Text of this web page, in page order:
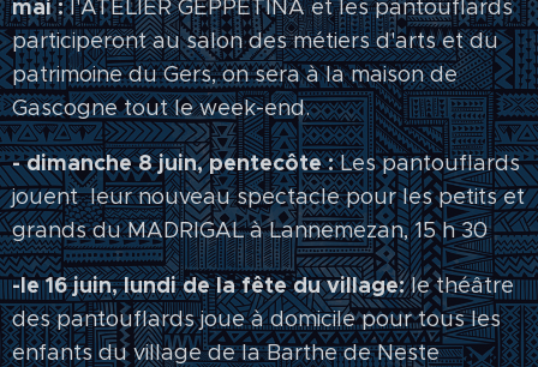
mai :l'ATELIER GEPPETINA et les pantouflards
participeront au salon des métiers d'arts et du
patrimoine du Gers, on sera à la maison de
Gascogne tout le week-end.
- dimanche 8 juin, pentecôte :Les pantouflards
jouent leur nouveau spectacle pour les petits et
grands du MADRIGAL à Lannemezan, 15 h 30
-le 16 juin, lundi de la fête du village:le théâtre
des pantouflards joue à domicile pour tous les
enfants du village de la Barthe de Neste